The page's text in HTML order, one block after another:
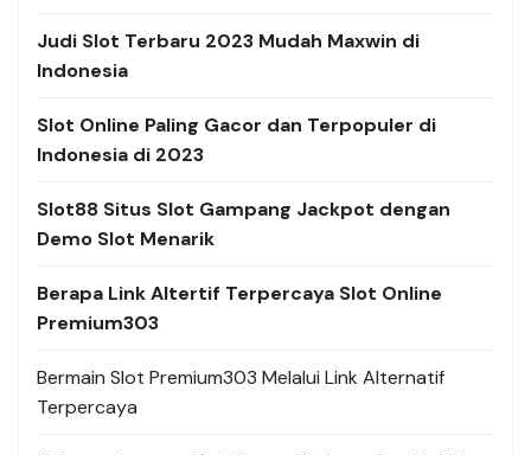
Judi Slot Terbaru 2023 Mudah Maxwin di
Indonesia
Slot Online Paling Gacor dan Terpopuler di
Indonesia di 2023
Slot88 Situs Slot Gampang Jackpot dengan
Demo Slot Menarik
Berapa Link Altertif Terpercaya Slot Online
Premium303
Bermain Slot Premium303 Melalui Link Alternatif
Terpercaya